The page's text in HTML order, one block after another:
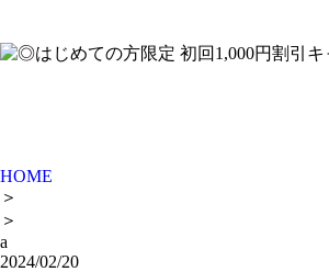
HOME
＞
＞
a
2024/02/20